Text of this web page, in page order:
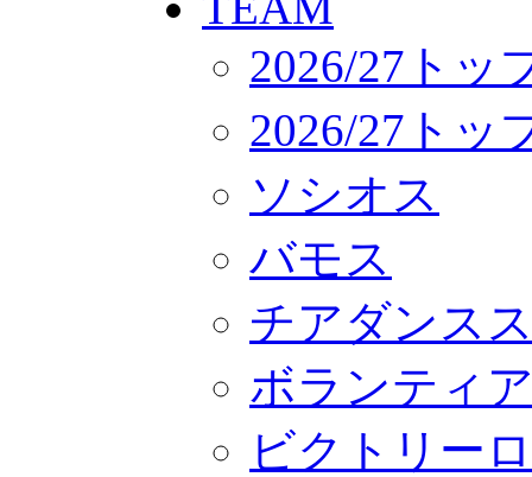
2026/27トッ
2026/27トッ
ソシオス
バモス
チアダンス
ボランティ
ビクトリー